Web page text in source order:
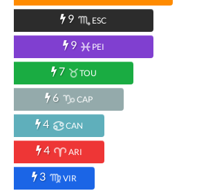
9 ESC
9 PEI
7 TOU
6 CAP
4 CAN
4 ARI
3 VIR